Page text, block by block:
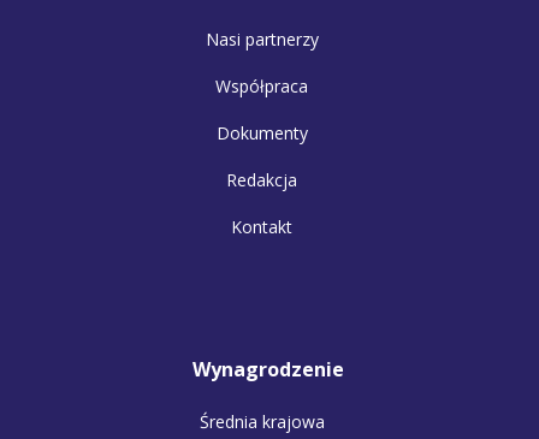
Nasi partnerzy
Współpraca
Dokumenty
Redakcja
Kontakt
Wynagrodzenie
Średnia krajowa